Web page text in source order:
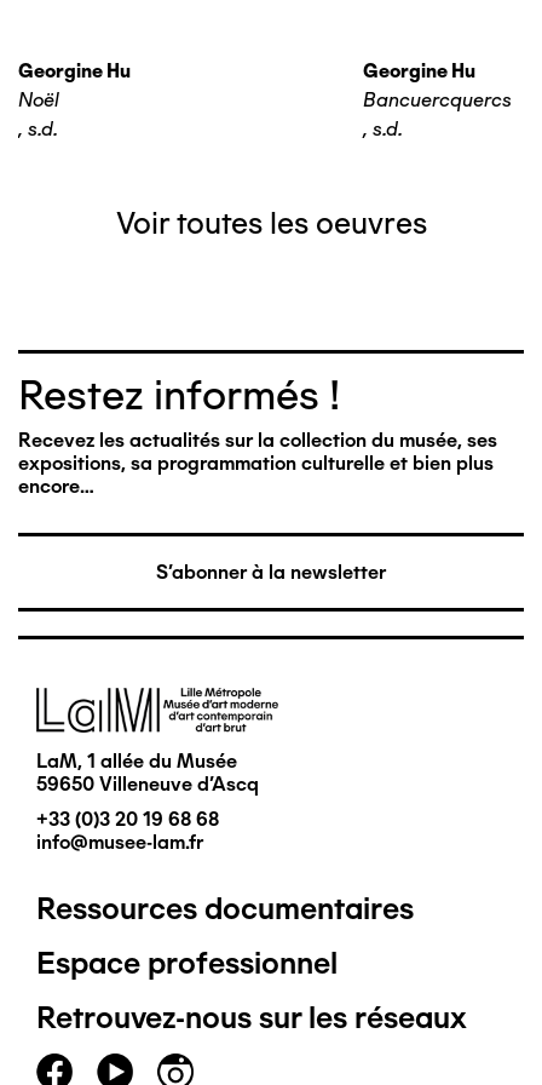
Georgine Hu
Noël
, s.d.
Georgine Hu
Bancuercquercs
, s.d.
Voir toutes les oeuvres
Restez informés !
Recevez les actualités sur la collection du musée, ses
expositions, sa programmation culturelle et bien plus
encore…
S'abonner à la newsletter
Image
LaM, 1 allée du Musée
59650 Villeneuve d'Ascq
+33 (0)3 20 19 68 68
info@musee-lam.fr
Pied
de
page
Ressources documentaires
Espace professionnel
Retrouvez-nous sur les réseaux